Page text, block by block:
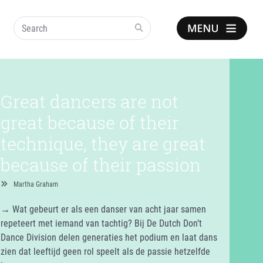
Show
notice
Search
Great dancers are not
great because of their
technique, they are great
because of their passion
Martha Graham
→ Wat gebeurt er als een danser van acht jaar samen
repeteert met iemand van tachtig? Bij De Dutch Don’t
Dance Division delen generaties het podium en laat dans
zien dat leeftijd geen rol speelt als de passie hetzelfde